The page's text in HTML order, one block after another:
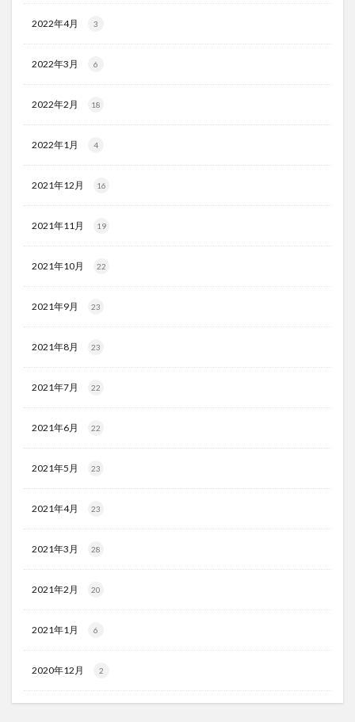
2022年4月 3
2022年3月 6
2022年2月 18
2022年1月 4
2021年12月 16
2021年11月 19
2021年10月 22
2021年9月 23
2021年8月 23
2021年7月 22
2021年6月 22
2021年5月 23
2021年4月 23
2021年3月 28
2021年2月 20
2021年1月 6
2020年12月 2